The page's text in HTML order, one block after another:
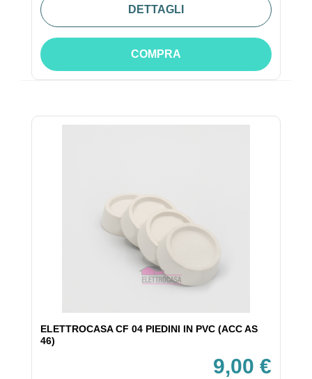
DETTAGLI
COMPRA
ELETTROCASA CF 04 PIEDINI IN PVC (ACC AS
46)
9,00 €